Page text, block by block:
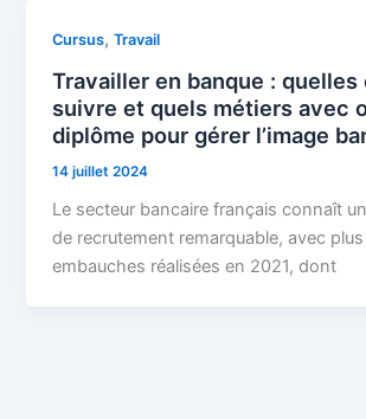
Cursus,Travail
Travailler en banque : quelles
suivre et quels métiers avec
diplôme pour gérer l’image
14 juillet 2024
Le secteur bancaire français connaît
de recrutement remarquable, avec
embauches réalisées en 2021, dont